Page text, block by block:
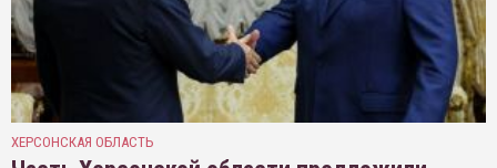
ХЕРСОНСКАЯ ОБЛАСТЬ